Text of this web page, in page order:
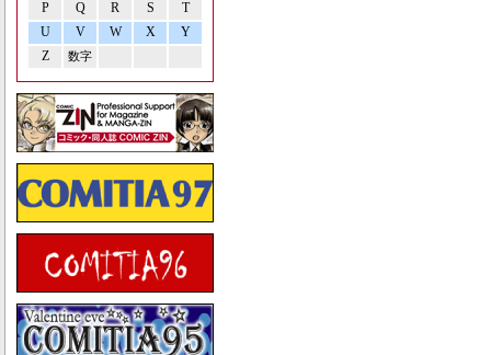
P Q R S
T
U
V W X
Y
Z
数字